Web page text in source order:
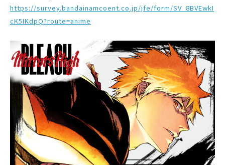
https://survey.bandainamcoent.co.jp/jfe/form/SV_8BVEwkI
cK5IKdpQ?route=anime